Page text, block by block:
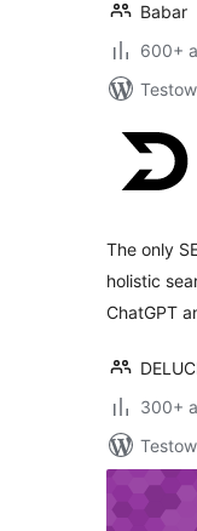
Babar
600+
The only
holistic
ChatGPT
300+